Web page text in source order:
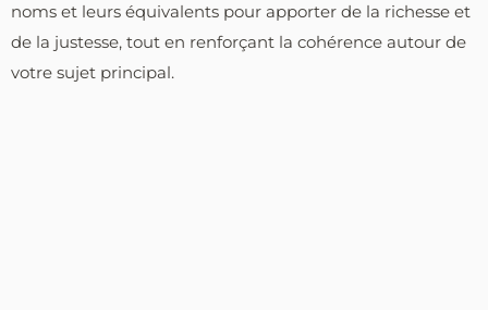
noms et leurs équivalents pour apporter de la richesse et
de la justesse, tout en renforçant la cohérence autour de
votre sujet principal.